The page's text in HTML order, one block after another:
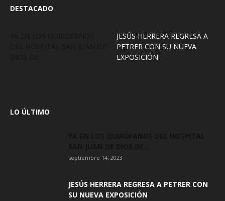
DESTACADO
JESÚS HERRERA REGRESA A
PETRER CON SU NUEVA
EXPOSICIÓN
LO ÚLTIMO
septiembre 14, 2023
JESÚS HERRERA REGRESA A PETRER CON
SU NUEVA EXPOSICIÓN